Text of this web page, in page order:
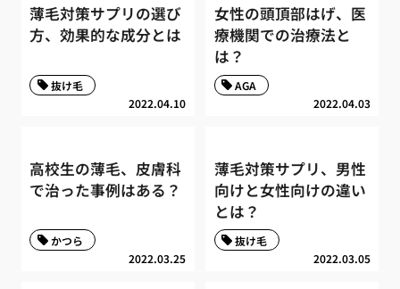
薄毛対策サプリの選び
方、効果的な成分とは
2022.04.10
抜け毛
女性の頭頂部はげ、医
療機関での治療法と
は？
2022.04.03
AGA
高校生の薄毛、皮膚科
で治った事例はある？
2022.03.25
かつら
薄毛対策サプリ、男性
向けと女性向けの違い
とは？
2022.03.05
抜け毛